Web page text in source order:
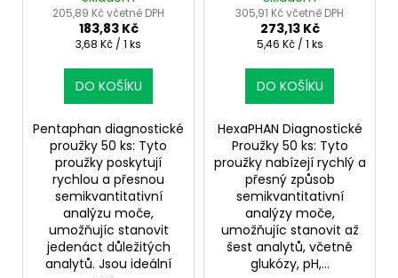
analýza moči
205,89 Kč včetně DPH
183,83 Kč
Měrná
3,68 Kč / 1 ks
DO KOŠÍKU
Pentaphan diagnostické
proužky 50 ks: Tyto
proužky poskytují
rychlou a přesnou
semikvantitativní
analýzu moče,
umožňujíc stanovit
jedenáct důležitých
analytů. Jsou ideální
parametrů
305,91 Kč včetně DPH
273,13 Kč
Měrná
5,46 Kč / 1 ks
DO KOŠÍKU
HexaPHAN Diagnostické
Proužky 50 ks: Tyto
proužky nabízejí rychlý a
přesný způsob
semikvantitativní
analýzy moče,
umožňujíc stanovit až
šest analytů, včetně
glukózy, pH,...